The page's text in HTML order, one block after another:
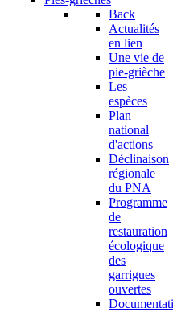
Back
Actualités
en lien
Une vie de
pie-grièche
Les
espèces
Plan
national
d'actions
Déclinaison
régionale
du PNA
Programme
de
restauration
écologique
des
garrigues
ouvertes